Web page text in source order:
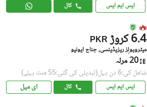
ایس ایم ایس کال
PKR 6.4 کروڑ
میٹروپولِز ریزیڈینسی, جناح ایونیو
20 مرلہ
شامل کی:6 دن پہل (تبدیلی کی گئی:55 منٹ پہلے)
ایس ایم ایس کال ای میل